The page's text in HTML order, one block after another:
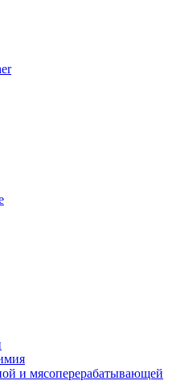
и мясоперерабатывающей